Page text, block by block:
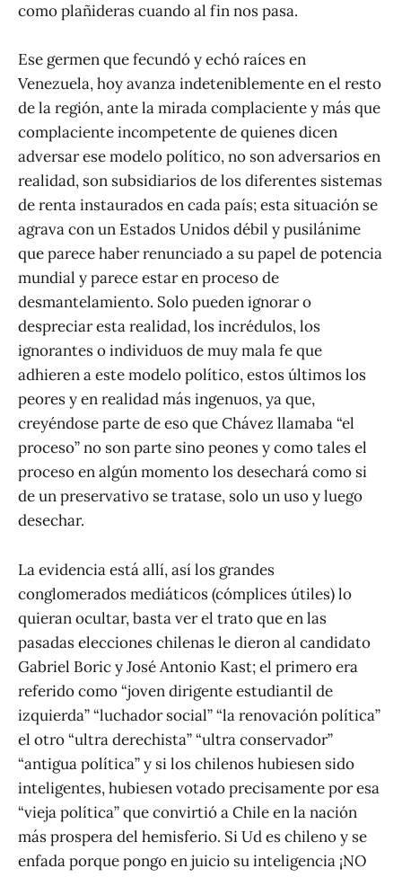
como plañideras cuando al fin nos pasa.
Ese germen que fecundó y echó raíces en
Venezuela, hoy avanza indeteniblemente en el resto
de la región, ante la mirada complaciente y más que
complaciente incompetente de quienes dicen
adversar ese modelo político, no son adversarios en
realidad, son subsidiarios de los diferentes sistemas
de renta instaurados en cada país; esta situación se
agrava con un Estados Unidos débil y pusilánime
que parece haber renunciado a su papel de potencia
mundial y parece estar en proceso de
desmantelamiento. Solo pueden ignorar o
despreciar esta realidad, los incrédulos, los
ignorantes o individuos de muy mala fe que
adhieren a este modelo político, estos últimos los
peores y en realidad más ingenuos, ya que,
creyéndose parte de eso que Chávez llamaba “el
proceso” no son parte sino peones y como tales el
proceso en algún momento los desechará como si
de un preservativo se tratase, solo un uso y luego
desechar.
La evidencia está allí, así los grandes
conglomerados mediáticos (cómplices útiles) lo
quieran ocultar, basta ver el trato que en las
pasadas elecciones chilenas le dieron al candidato
Gabriel Boric y José Antonio Kast; el primero era
referido como “joven dirigente estudiantil de
izquierda” “luchador social” “la renovación política”
el otro “ultra derechista” “ultra conservador”
“antigua política” y si los chilenos hubiesen sido
inteligentes, hubiesen votado precisamente por esa
“vieja política” que convirtió a Chile en la nación
más prospera del hemisferio. Si Ud es chileno y se
enfada porque pongo en juicio su inteligencia ¡NO